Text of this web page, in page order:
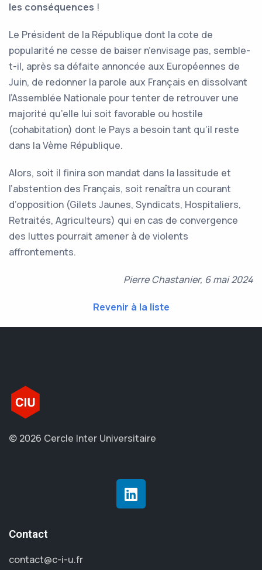
les conséquences !
Le Président de la République dont la cote de
popularité ne cesse de baiser n’envisage pas, semble-
t-il, après sa défaite annoncée aux Européennes de
Juin, de redonner la parole aux Français en dissolvant
l’Assemblée Nationale pour tenter de retrouver une
majorité qu’elle lui soit favorable ou hostile
(cohabitation) dont le Pays a besoin tant qu’il reste
dans la Vème République.
Alors, soit il finira son mandat dans la lassitude et
l’abstention des Français, soit renaîtra un courant
d’opposition (Gilets Jaunes, Syndicats, Hospitaliers,
Retraités, Agriculteurs) qui en cas de convergence
des luttes pourrait amener à de violents
affrontements.
Pierre Chastanier, 6 mai 2024
Revenir à la liste
© 2026 Cercle Inter Universitaire
Contact
contact@c-i-u.fr